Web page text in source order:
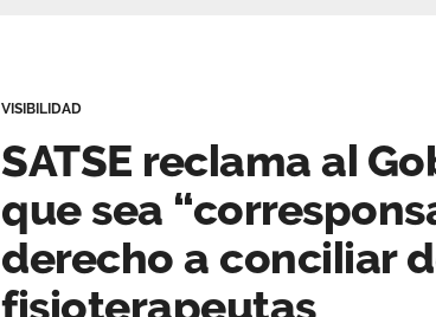
Qué ofrecemos
Actualidad
VISIBILIDAD
SATSE reclama al
que sea
derecho a conciliar
fisioterapeutas